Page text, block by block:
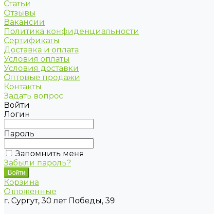
Статьи
Отзывы
Вакансии
Политика конфиденциальности
Сертификаты
Доставка и оплата
Условия оплаты
Условия доставки
Оптовые продажи
Контакты
Задать вопрос
Войти
Логин
Пароль
Запомнить меня
Забыли пароль?
Корзина
Отложенные
г. Сургут, 30 лет Победы, 39